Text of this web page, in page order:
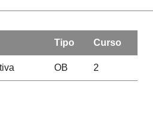
Tipo Curso
OB 2